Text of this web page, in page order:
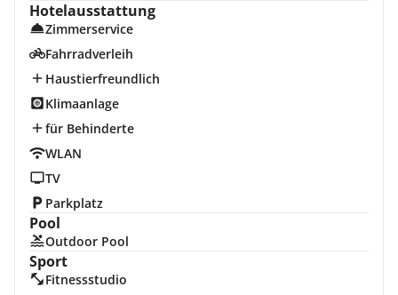
Hotelausstattung
Zimmerservice
Fahrradverleih
Haustierfreundlich
Klimaanlage
für Behinderte
WLAN
TV
Parkplatz
Pool
Outdoor Pool
Sport
Fitnessstudio